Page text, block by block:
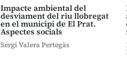
Impacte ambiental del
desviament del riu llobregat
en el municipi de El Prat.
Aspectes socials
Sergi Valera Pertegàs